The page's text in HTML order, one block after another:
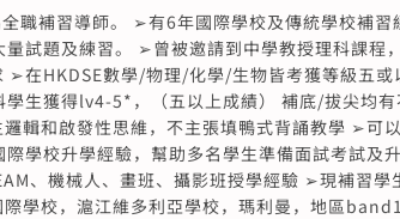
職補習導師。 ➢有6年國際學校及傳統學校補習
量試題及練習。 ➢曾被邀請到中學教授理科課程
➢在HKDSE數學/物理/化學/生物皆考獲等級五
生獲得lv4-5*，（五以上成績） 補底/拔尖均
輯和啟發性思維，不主張填鴨式背誦教學 ➢可以
學校升學經驗，幫助多名學生準備面試考試及
、機械人、畫班、攝影班授學經驗 ➢現補習學
學校，滬江維多利亞學校，瑪利曼，地區